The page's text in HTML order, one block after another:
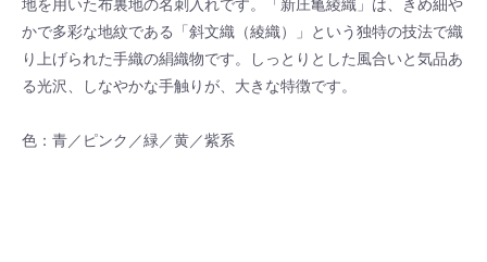
地を用いた布裏地の名刺入れです。「新庄亀綾織」は、きめ細や
かで多彩な地紋である「斜文織（綾織）」という独特の技法で織
り上げられた手織の絹織物です。しっとりとした風合いと気品あ
る光沢、しなやかな手触りが、大きな特徴です。
色：青／ピンク／緑／黄／紫系